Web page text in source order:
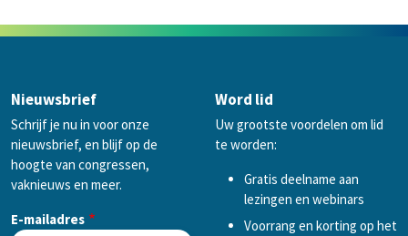
Nieuwsbrief
Schrijf je nu in voor onze
nieuwsbrief, en blijf op de
hoogte van congressen,
vaknieuws en meer.
E-mailadres
Word lid
Uw grootste voordelen om lid
te worden:
Gratis deelname aan
lezingen en webinars
Voorrang en korting op het